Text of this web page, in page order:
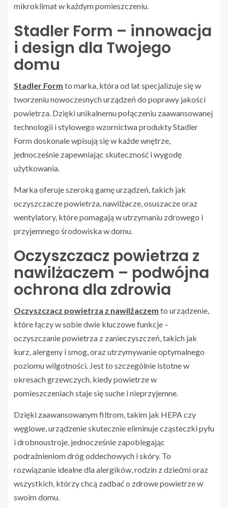
mikroklimat w każdym pomieszczeniu.
Stadler Form – innowacja
i design dla Twojego
domu
Stadler Form to marka, która od lat specjalizuje się w
tworzeniu nowoczesnych urządzeń do poprawy jakości
powietrza. Dzięki unikalnemu połączeniu zaawansowanej
technologii i stylowego wzornictwa produkty Stadler
Form doskonale wpisują się w każde wnętrze,
jednocześnie zapewniając skuteczność i wygodę
użytkowania.
Marka oferuje szeroką gamę urządzeń, takich jak
oczyszczacze powietrza, nawilżacze, osuszacze oraz
wentylatory, które pomagają w utrzymaniu zdrowego i
przyjemnego środowiska w domu.
Oczyszczacz powietrza z
nawilżaczem – podwójna
ochrona dla zdrowia
Oczyszczacz powietrza z nawilżaczem to urządzenie,
które łączy w sobie dwie kluczowe funkcje –
oczyszczanie powietrza z zanieczyszczeń, takich jak
kurz, alergeny i smog, oraz utrzymywanie optymalnego
poziomu wilgotności. Jest to szczególnie istotne w
okresach grzewczych, kiedy powietrze w
pomieszczeniach staje się suche i nieprzyjemne.
Dzięki zaawansowanym filtrom, takim jak HEPA czy
węglowe, urządzenie skutecznie eliminuje cząsteczki pyłu
i drobnoustroje, jednocześnie zapobiegając
podrażnieniom dróg oddechowych i skóry. To
rozwiązanie idealne dla alergików, rodzin z dziećmi oraz
wszystkich, którzy chcą zadbać o zdrowe powietrze w
swoim domu.